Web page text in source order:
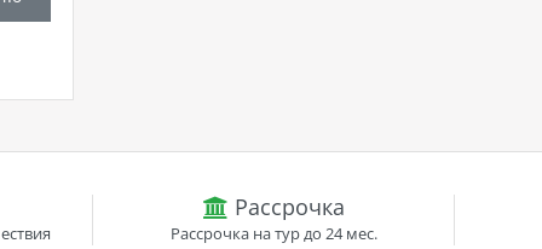
Рассрочка
Рассрочка на тур до 24 мес.